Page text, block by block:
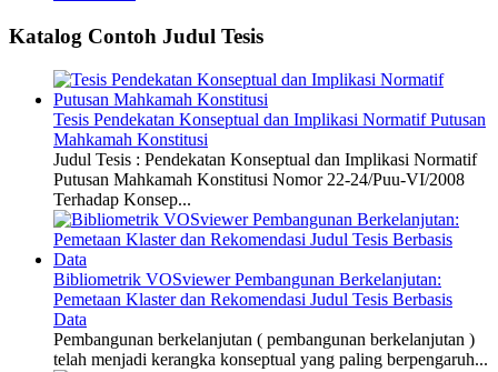
Katalog Contoh Judul Tesis
Tesis Pendekatan Konseptual dan Implikasi Normatif Putusan
Mahkamah Konstitusi
Judul Tesis : Pendekatan Konseptual dan Implikasi Normatif
Putusan Mahkamah Konstitusi Nomor 22-24/Puu-VI/2008
Terhadap Konsep...
Bibliometrik VOSviewer Pembangunan Berkelanjutan:
Pemetaan Klaster dan Rekomendasi Judul Tesis Berbasis
Data
Pembangunan berkelanjutan ( pembangunan berkelanjutan )
telah menjadi kerangka konseptual yang paling berpengaruh...